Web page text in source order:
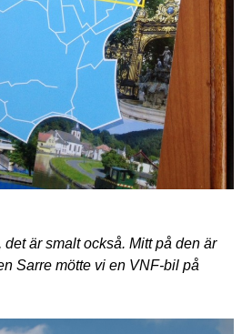
är smalt också. Mitt på den är
Sarre mötte vi en VNF-bil på